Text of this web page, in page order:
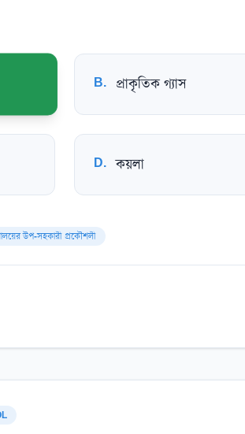
B. প্রাকৃতিক গ্যাস
D. কয়লা
উপ-সহকারী প্রকৌশলী